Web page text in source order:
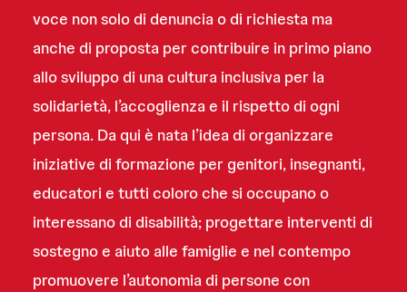
voce non solo di denuncia o di richiesta ma
anche di proposta per contribuire in primo piano
allo sviluppo di una cultura inclusiva per la
solidarietà, l’accoglienza e il rispetto di ogni
persona. Da qui è nata l’idea di organizzare
iniziative di formazione per genitori, insegnanti,
educatori e tutti coloro che si occupano o
interessano di disabilità; progettare interventi di
sostegno e aiuto alle famiglie e nel contempo
promuovere l’autonomia di persone con